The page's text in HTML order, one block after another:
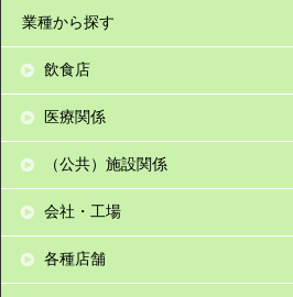
業種から探す
飲食店
医療関係
（公共）施設関係
会社・工場
各種店舗